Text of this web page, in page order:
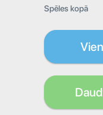
Spēles kopā